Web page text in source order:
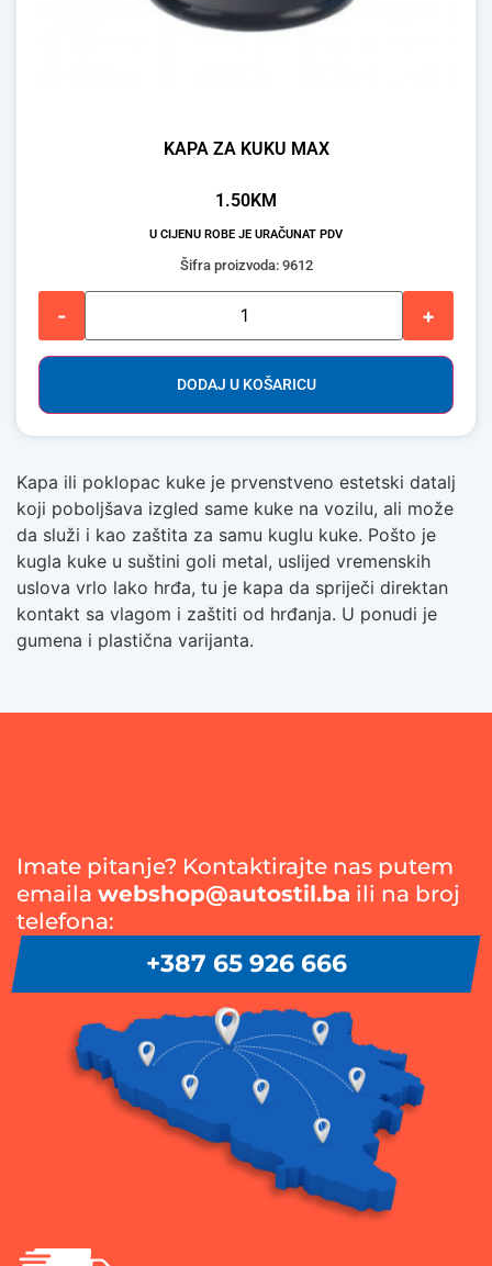
KAPA ZA KUKU MAX
1.50KM
U CIJENU ROBE JE URAČUNAT PDV
Šifra proizvoda: 9612
- +
DODAJ U KOŠARICU
Kapa ili poklopac kuke je prvenstveno estetski datalj
koji poboljšava izgled same kuke na vozilu, ali može
da služi i kao zaštita za samu kuglu kuke. Pošto je
kugla kuke u suštini goli metal, uslijed vremenskih
uslova vrlo lako hrđa, tu je kapa da spriječi direktan
kontakt sa vlagom i zaštiti od hrđanja. U ponudi je
gumena i plastična varijanta.
Imate pitanje? Kontaktirajte nas putem
emaila webshop@autostil.ba ili na broj
telefona:
+387 65 926 666